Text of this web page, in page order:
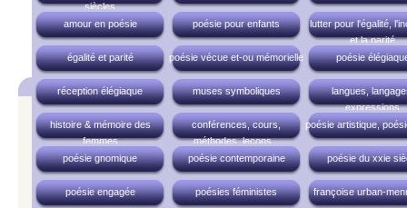
siècles
amour en poésie poésie pour enfants
lutter pour l'égalité,
et la parité
égalité et parité
poésie vécue et-ou mémorielle poésie
réception élégiaque muses symboliques
langues,
expressions
histoire & mémoire des
femmes
conférences, cours,
méthodes, leçons...
poésie artistique,
poésie gnomique poésie contemporaine poésie du xxie
poésie engagée poésies féministes françoise urban-